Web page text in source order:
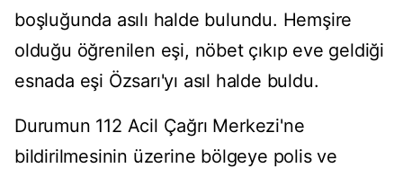
boşluğunda asılı halde bulundu. Hemşire
olduğu öğrenilen eşi, nöbet çıkıp eve geldiği
esnada eşi Özsarı'yı asıl halde buldu.
Durumun 112 Acil Çağrı Merkezi'ne
bildirilmesinin üzerine bölgeye polis ve